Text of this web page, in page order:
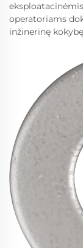
operatoriams
inžinerinę